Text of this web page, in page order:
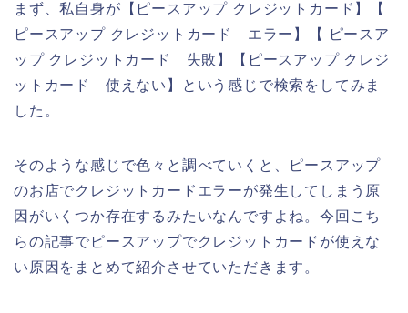
まず、私自身が【ピースアップ クレジットカード】【
ピースアップ クレジットカード エラー】【 ピースア
ップ クレジットカード 失敗】【ピースアップ クレジ
ットカード 使えない】という感じで検索をしてみま
した。
そのような感じで色々と調べていくと、ピースアップ
のお店でクレジットカードエラーが発生してしまう原
因がいくつか存在するみたいなんですよね。今回こち
らの記事でピースアップでクレジットカードが使えな
い原因をまとめて紹介させていただきます。